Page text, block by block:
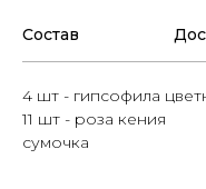
Состав
4 шт - гипсофила
11 шт - роза кения
сумочка